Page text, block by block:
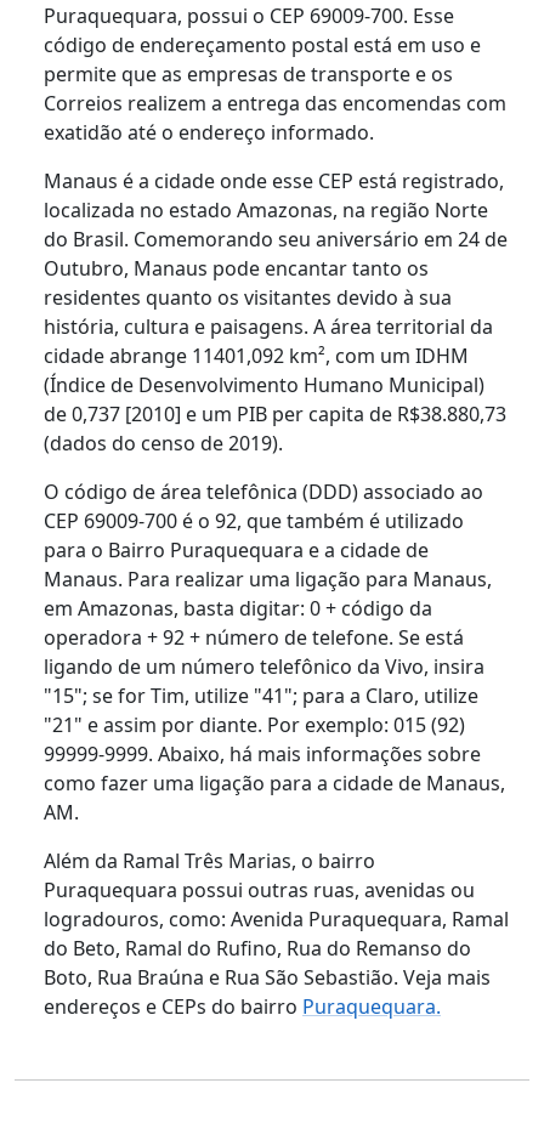
Puraquequara, possui o CEP 69009-700. Esse
código de endereçamento postal está em uso e
permite que as empresas de transporte e os
Correios realizem a entrega das encomendas com
exatidão até o endereço informado.
Manaus é a cidade onde esse CEP está registrado,
localizada no estado Amazonas, na região Norte
do Brasil. Comemorando seu aniversário em 24 de
Outubro, Manaus pode encantar tanto os
residentes quanto os visitantes devido à sua
história, cultura e paisagens. A área territorial da
cidade abrange 11401,092 km², com um IDHM
(Índice de Desenvolvimento Humano Municipal)
de 0,737 [2010] e um PIB per capita de R$38.880,73
(dados do censo de 2019).
O código de área telefônica (DDD) associado ao
CEP 69009-700 é o 92, que também é utilizado
para o Bairro Puraquequara e a cidade de
Manaus. Para realizar uma ligação para Manaus,
em Amazonas, basta digitar: 0 + código da
operadora + 92 + número de telefone. Se está
ligando de um número telefônico da Vivo, insira
"15"; se for Tim, utilize "41"; para a Claro, utilize
"21" e assim por diante. Por exemplo: 015 (92)
99999-9999. Abaixo, há mais informações sobre
como fazer uma ligação para a cidade de Manaus,
AM.
Além da Ramal Três Marias, o bairro
Puraquequara possui outras ruas, avenidas ou
logradouros, como: Avenida Puraquequara, Ramal
do Beto, Ramal do Rufino, Rua do Remanso do
Boto, Rua Braúna e Rua São Sebastião. Veja mais
endereços e CEPs do bairro Puraquequara.